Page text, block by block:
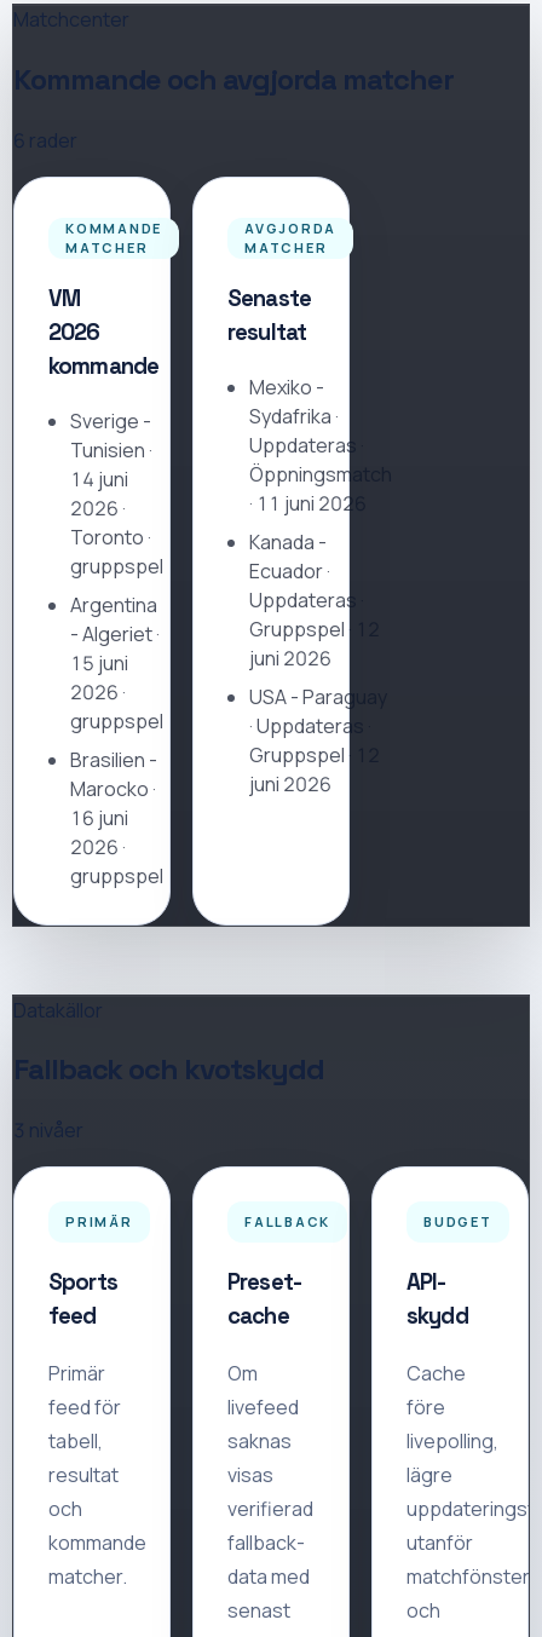
Matchcenter
Kommande och avgjorda matcher
6 rader
KOMMANDE
MATCHER
VM
2026
kommande
Sverige -
Tunisien ·
14 juni
2026 ·
Toronto ·
gruppspel
Argentina
- Algeriet·
15 juni
2026 ·
gruppspel
Brasilien -
Marocko ·
16 juni
2026 ·
gruppspel
AVGJORDA
MATCHER
Senaste
resultat
Mexiko -
Sydafrika ·
Uppdateras
Öppningsmatch
· 11 juni 2026
Kanada -
Ecuador·
Uppdateras
Gruppspel · 12
juni 2026
USA-Paraguay
·Uppdateras
Gruppspel · 12
juni 2026
Datakällor
Fallback och kvotskydd
3 nivåer
PRIMÄR
Sports
feed
Primär
feed för
tabell,
resultat
och
kommande
matcher.
FALLBACK
Preset-
cache
Om
livefeed
saknas
visas
verifierad
fallback-
data med
senast
BUDGET
API-
skydd
Cache
före
livepolling,
lägre
utanför
matchfönster
och